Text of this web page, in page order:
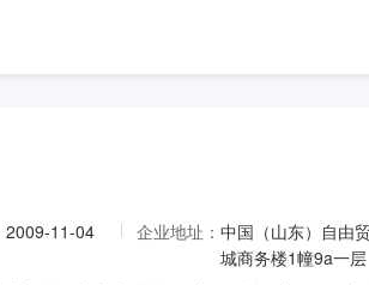
2009-11-04 企业地址： 中国（山东）自由
城商务楼1幢9a一层